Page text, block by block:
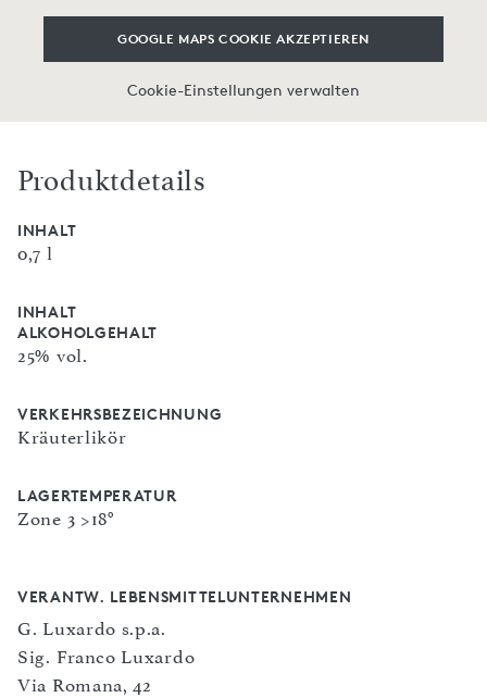
GOOGLE MAPS COOKIE AKZEPTIEREN
Cookie-Einstellungen verwalten
Produktdetails
INHALT
0,7 l
INHALT
ALKOHOLGEHALT
25% vol.
VERKEHRSBEZEICHNUNG
Kräuterlikör
LAGERTEMPERATUR
Zone 3 >18°
VERANTW. LEBENSMITTELUNTERNEHMEN
G. Luxardo s.p.a.
Sig. Franco Luxardo
Via Romana, 42